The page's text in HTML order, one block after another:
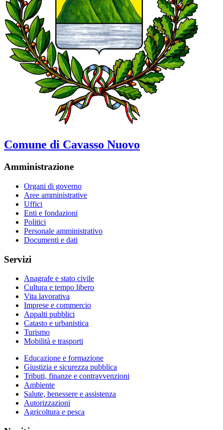
Comune di Cavasso Nuovo
Amministrazione
Organi di governo
Aree amministrative
Uffici
Enti e fondazioni
Politici
Personale amministrativo
Documenti e dati
Servizi
Anagrafe e stato civile
Cultura e tempo libero
Vita lavorativa
Imprese e commercio
Appalti pubblici
Catasto e urbanistica
Turismo
Mobilità e trasporti
Educazione e formazione
Giustizia e sicurezza pubblica
Tributi, finanze e contravvenzioni
Ambiente
Salute, benessere e assistenza
Autorizzazioni
Agricoltura e pesca